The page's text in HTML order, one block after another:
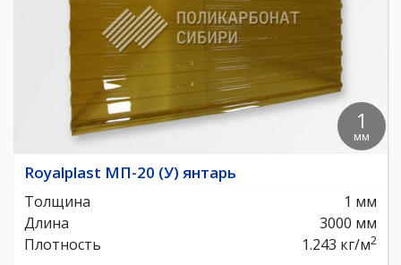
1
мм
Royalplast МП-20 (У) янтарь
Толщина
1 мм
Длина
3000 мм
Плотность
1.243 кг/м2